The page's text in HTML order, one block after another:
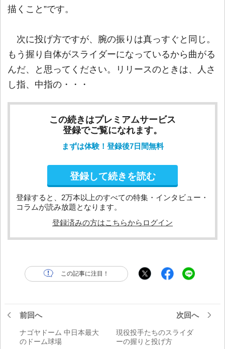
描くこと”です。
次に投げ方ですが、腕の振りは真っすぐと同じ。
もう握り自体がスライダーになっているから曲がる
んだ、と思ってください。リリースのときは、人さ
し指、中指の・・・
この続きはプレミアムサービス
登録でご覧になれます。
まずは体験！登録後7日間無料
登録して続きを読む
登録すると、2万本以上のすべての特集・インタビュー・
コラムが読み放題となります。
登録済みの方はこちらからログイン
この記事に注目！
前回へ
ナゴヤドーム 中日本最大
のドーム球場
次回へ
現役投手たちのスライダ
ーの握りと投げ方